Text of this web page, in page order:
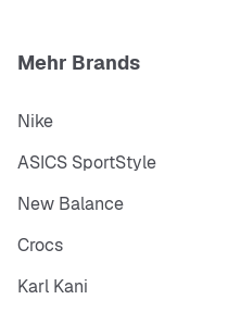
Mehr Brands
Nike
ASICS SportStyle
New Balance
Crocs
Karl Kani